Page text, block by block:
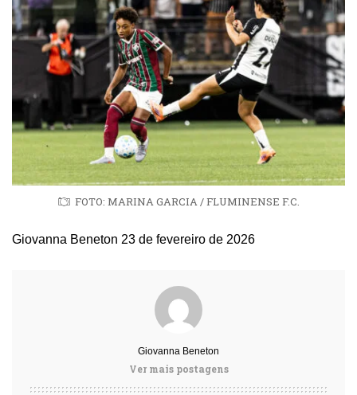
FOTO: MARINA GARCIA / FLUMINENSE F.C.
Giovanna Beneton 23 de fevereiro de 2026
Giovanna Beneton
Ver mais postagens